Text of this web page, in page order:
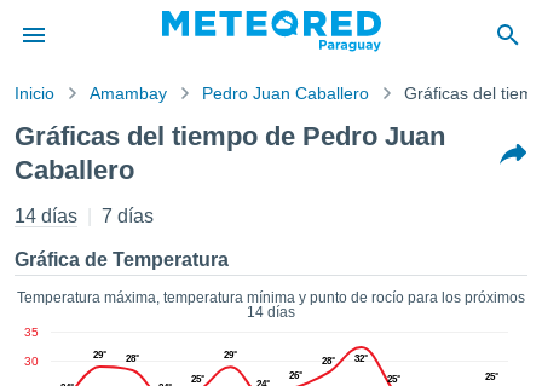
de
por
que la
calidad.
a este
las
Inicio Amambay Pedro Juan Caballero Gráficas del
Gráficas del tiempo de Pedro Juan
Caballero
14 días 7 días
Gráfica de Temperatura
Temperatura máxima, temperatura mínima y punto de rocío para los próximos
14 días
30
35
29° 28°
25°
29°
26°
28°
32°
25°
25°